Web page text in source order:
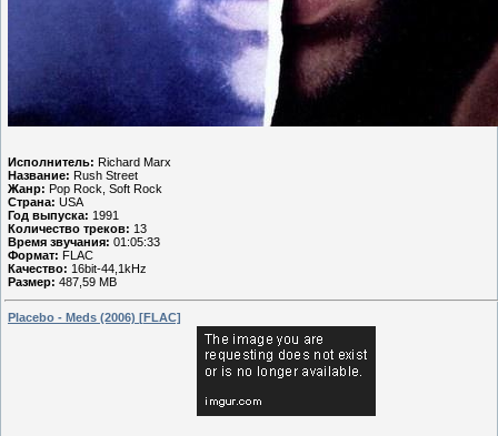
Исполнитель: Richard Marx
Название: Rush Street
Жанр: Pop Rock, Soft Rock
Страна: USA
Год выпуска: 1991
Количество треков: 13
Время звучания: 01:05:33
Формат: FLAC
Качество: 16bit-44,1kHz
Размер: 487,59 MB
Placebo - Meds (2006) [FLAC]